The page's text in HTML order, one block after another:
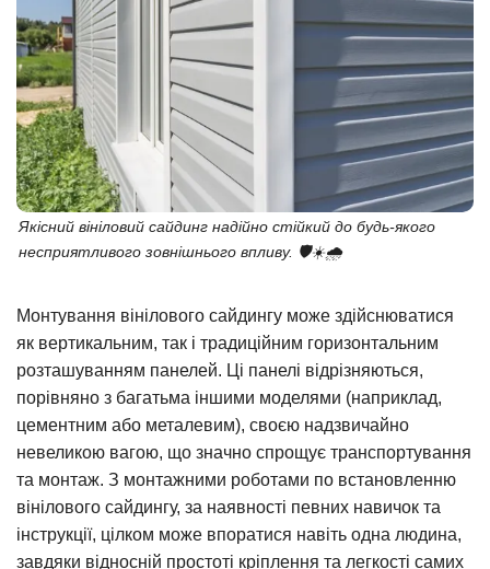
Якісний вініловий сайдинг надійно стійкий до будь-якого
несприятливого зовнішнього впливу. 🛡️☀️🌧️
Монтування вінілового сайдингу може здійснюватися
як вертикальним, так і традиційним горизонтальним
розташуванням панелей. Ці панелі відрізняються,
порівняно з багатьма іншими моделями (наприклад,
цементним або металевим), своєю надзвичайно
невеликою вагою, що значно спрощує транспортування
та монтаж. З монтажними роботами по встановленню
вінілового сайдингу, за наявності певних навичок та
інструкції, цілком може впоратися навіть одна людина,
завдяки відносній простоті кріплення та легкості самих